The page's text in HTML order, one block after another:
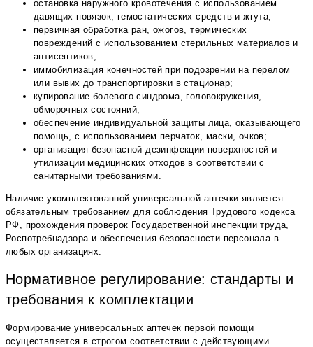
остановка наружного кровотечения с использованием
давящих повязок, гемостатических средств и жгута;
первичная обработка ран, ожогов, термических
повреждений с использованием стерильных материалов и
антисептиков;
иммобилизация конечностей при подозрении на перелом
или вывих до транспортировки в стационар;
купирование болевого синдрома, головокружения,
обморочных состояний;
обеспечение индивидуальной защиты лица, оказывающего
помощь, с использованием перчаток, маски, очков;
организация безопасной дезинфекции поверхностей и
утилизации медицинских отходов в соответствии с
санитарными требованиями.
Наличие укомплектованной универсальной аптечки является
обязательным требованием для соблюдения Трудового кодекса
РФ, прохождения проверок Государственной инспекции труда,
Роспотребнадзора и обеспечения безопасности персонала в
любых организациях.
Нормативное регулирование: стандарты и
требования к комплектации
Формирование универсальных аптечек первой помощи
осуществляется в строгом соответствии с действующими